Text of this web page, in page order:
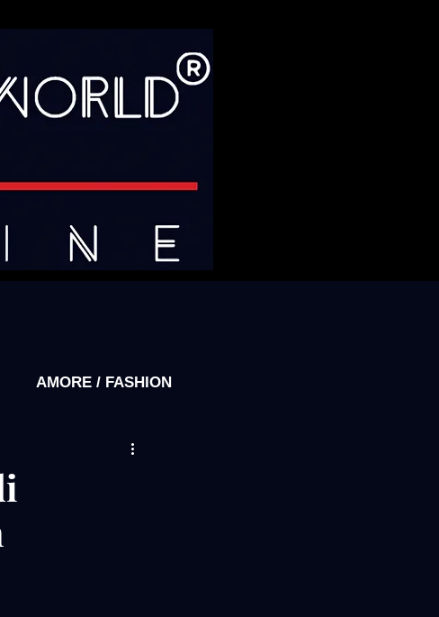
AMORE / FASHION
AMORE / MUSIC
/ LIFE STORIES